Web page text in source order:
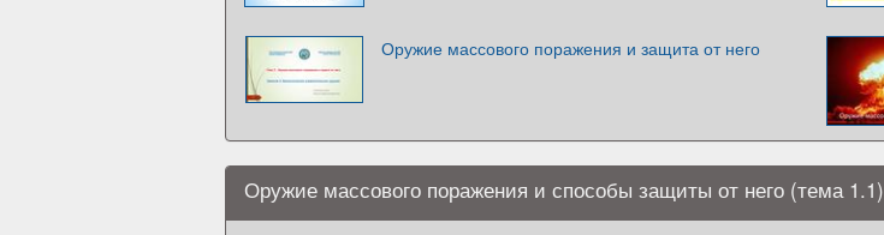
Оружие массового поражения и защита от него
Оружие массового поражения и способы защиты от него (тема 1.1)